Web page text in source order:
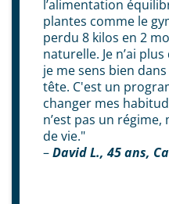
l’alimentation
plantes comme le
perdu 8 kilos en 2
naturelle. Je n’ai
je me sens bien
tête. C'est un
changer mes
n’est pas un
de vie."
–David L., 45 ans,